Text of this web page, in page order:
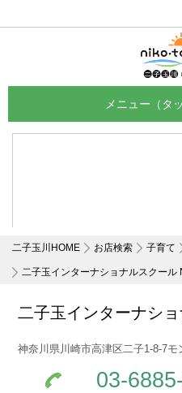
二子玉川HOME お店検索 子育て
二子玉インターナショナルスクール
二子玉インターナシ
神奈川県川崎市高津区二子1-8-7モ
03-
メ